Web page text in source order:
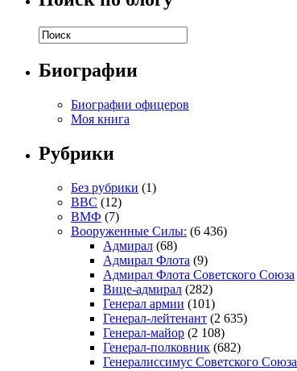
Биографии
Биографии офицеров
Моя книга
Рубрики
Без рубрики (1)
ВВС (12)
ВМФ (7)
Вооруженные Силы: (6 436)
Адмирал (68)
Адмирал Флота (9)
Адмирал Флота Советского Союза
Вице-адмирал (282)
Генерал армии (101)
Генерал-лейтенант (2 635)
Генерал-майор (2 108)
Генерал-полковник (682)
Генералиссимус Советского Союза